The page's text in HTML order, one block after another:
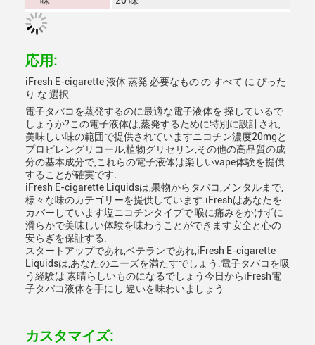
応用:
iFresh E-cigarette 液体 蒸発 必要なもの の すべて に ぴった
り な 選択
電子タバコを蒸発するのに最適な電子液体を 探しているで
しょうか?この電子液体は,蒸発するために特別に設計され,
美味しい味の範囲で提供されていますニコチン濃度20mgと
プロピレングリコール,植物グリセリン,その他の高品質の成
分の基本成分で,これらの電子液体は楽しいvape体験を提供
することが確実です.
iFresh E-cigarette Liquidsは,果物からタバコ,メンタルまで,
様々な味のカテゴリーを提供しています.iFreshはあなたを
カバーしています塩ニコチンタイプで 喉に痛みをかけずに
滑らかで美味しい体験を味わうことができます安全と心の
安らぎを保証する.
スタートアップであれ,ベテランであれ,iFresh E-cigarette
Liquidsは,あなたのニーズを満たすでしょう.電子タバコを吸
う経験は 素晴らしいものになるでしょう今日からiFresh電
子タバコ液体を手にし 違いを味わいましょう
カスタマイズ: